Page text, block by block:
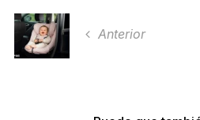
Anterior